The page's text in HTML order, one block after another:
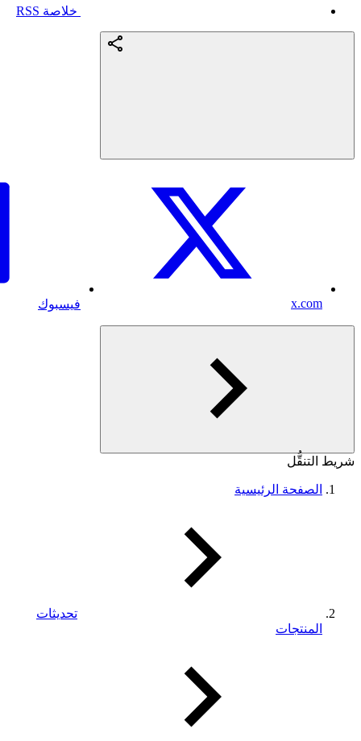
خلاصة RSS
x.com فيسبوك
شريط التنقُّل
الصفحة الرئيسية
تحديثات
المنتجات